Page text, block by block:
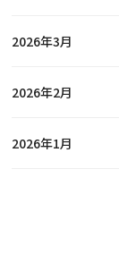
2026年3月
2026年2月
2026年1月